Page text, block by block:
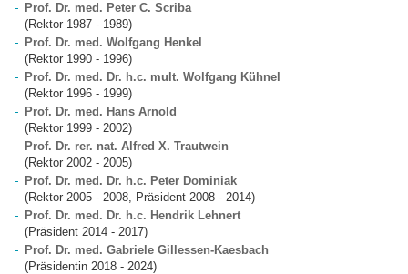
Prof. Dr. med. Peter C. Scriba
(Rektor 1987 - 1989)
Prof. Dr. med. Wolfgang Henkel
(Rektor 1990 - 1996)
Prof. Dr. med. Dr. h.c. mult. Wolfgang Kühnel
(Rektor 1996 - 1999)
Prof. Dr. med. Hans Arnold
(Rektor 1999 - 2002)
Prof. Dr. rer. nat. Alfred X. Trautwein
(Rektor 2002 - 2005)
Prof. Dr. med. Dr. h.c. Peter Dominiak
(Rektor 2005 - 2008, Präsident 2008 - 2014)
Prof. Dr. med. Dr. h.c. Hendrik Lehnert
(Präsident 2014 - 2017)
Prof. Dr. med. Gabriele Gillessen-Kaesbach
(Präsidentin 2018 - 2024)